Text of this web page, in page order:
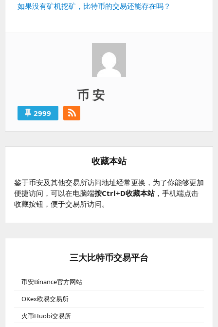
下
如果没有矿机挖矿，比特币的交易还能存在吗？
币 安
2999
收藏本站
鉴于币安及其他交易所访问地址经常更换，为了你能够更加
便捷访问，可以在电脑端按Ctrl+D收藏本站，手机端点击
收藏按钮，便于交易所访问。
三大比特币交易平台
币安Binance官方网站
OKex欧易交易所
火币Huobi交易所